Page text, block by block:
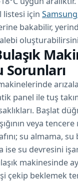
listesi için
bakabilir,
Sorunları
panel ile tuş
Başlat
veya tencere
su almama,
ise su devresini
makinesinde
çekip beklemek